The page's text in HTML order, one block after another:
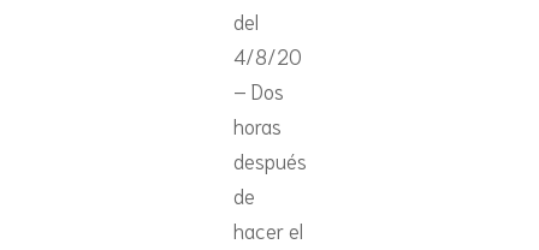
del
4/8/20
– Dos
horas
después
de
hacer el